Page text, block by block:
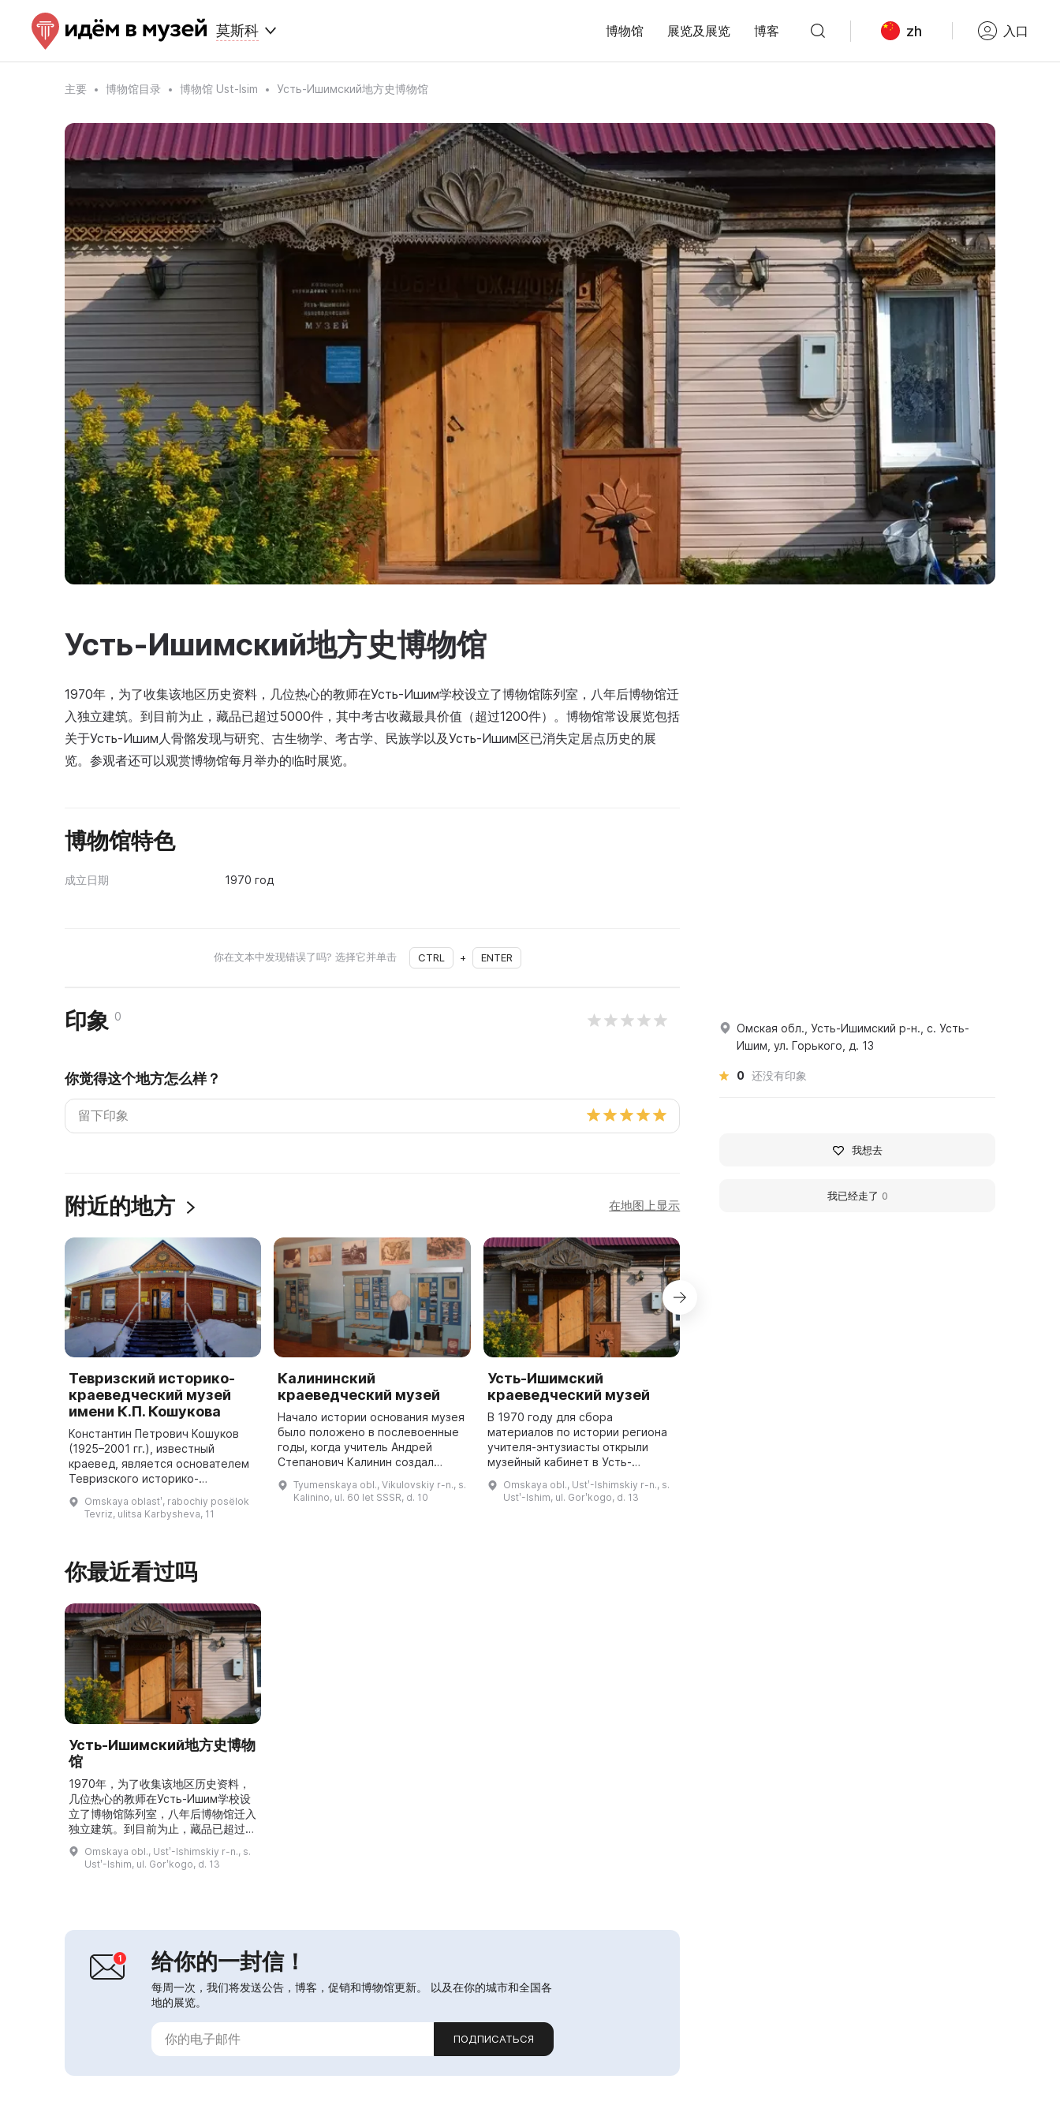
莫斯科 博物馆 展览及展览 博客 zh 入口
主要 博物馆目录 博物馆 Ust-Isim Усть-Ишимский地方史博物馆
Усть-Ишимский地方史博物馆
1970年，为了收集该地区历史资料，几位热心的教师在Усть-Ишим学校设立了博物馆陈列室，八年后博物馆迁
入独立建筑。到目前为止，藏品已超过5000件，其中考古收藏最具价值（超过1200件）。博物馆常设展览包括
关于Усть-Ишим人骨骼发现与研究、古生物学、考古学、民族学以及Усть-Ишим区已消失定居点历史的展
览。参观者还可以观赏博物馆每月举办的临时展览。
博物馆特色
成立日期 1970 год
你在文本中发现错误了吗? 选择它并单击 CTRL + ENTER
印象 0
你觉得这个地方怎么样？
附近的地方 在地图上显示
Тевризский историко-
краеведческий музей
имени К.П. Кошукова
Константин Петрович Кошуков
(1925–2001 гг.), известный
краевед, является основателем
Тевризского историко-
представляет собой
двухэтажное здание с основным
Omskaya oblastʹ, rabochiy posëlok
Tevriz, ulitsa Karbysheva, 11
Калининский
краеведческий музей
Начало истории основания музея
было положено в послевоенные
годы, когда учитель Андрей
Степанович Калинин создал
со своими учениками он собирал
Tyumenskaya obl., Vikulovskiy r-n., s.
Kalinino, ul. 60 let SSSR, d. 10
Усть-Ишимский
краеведческий музей
В 1970 году для сбора
материалов по истории региона
учителя-энтузиасты открыли
музейный кабинет в Усть-
лет музей переехал в отдельное
здание. На сегодняшний день в
Omskaya obl., Ustʹ-Ishimskiy r-n., s.
Ustʹ-Ishim, ul. Gorʹkogo, d. 13
你最近看过吗
Усть-Ишимский地方史博物
馆
1970年，为了收集该地区历史资料，
几位热心的教师在Усть-Ишим学校设
立了博物馆陈列室，八年后博物馆迁入
独立建筑。到目前为止，藏品已超过
5000件，其中考古收藏最具价值（超
过1200件）。博物馆常设展览包括关
于Усть-Ишим人骨骼发现与研究、古
展览。...
Omskaya obl., Ustʹ-Ishimskiy r-n., s.
Ustʹ-Ishim, ul. Gorʹkogo, d. 13
给你的一封信！
每周一次，我们将发送公告，博客，促销和博物馆更新。 以及在你的城市和全国各
地的展览。
ПОДПИСАТЬСЯ
Омская обл., Усть-Ишимский р-н., с. Усть-
Ишим, ул. Горького, д. 13
0 还没有印象
我想去
我已经走了 0